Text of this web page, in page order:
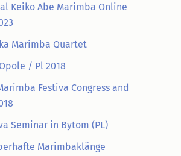
Keiko Abe Marimba Online
Marimba Quartet
/ Pl 2018
Festiva Congress and
Seminar in Bytom (PL)
Marimbaklänge